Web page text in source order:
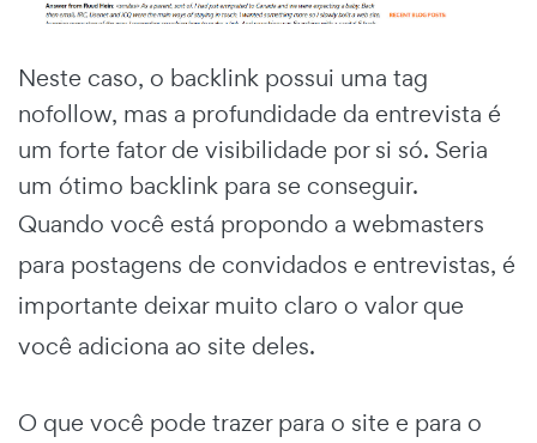
Neste caso, o backlink possui uma tag
nofollow, mas a profundidade da entrevista é
um forte fator de visibilidade por si só. Seria
um ótimo backlink para se conseguir.
Quando você está propondo a webmasters
para postagens de convidados e entrevistas, é
importante deixar muito claro o valor que
você adiciona ao site deles.
O que você pode trazer para o site e para o